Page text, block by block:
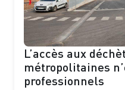
L’accès aux
métropolitaines
professionnels